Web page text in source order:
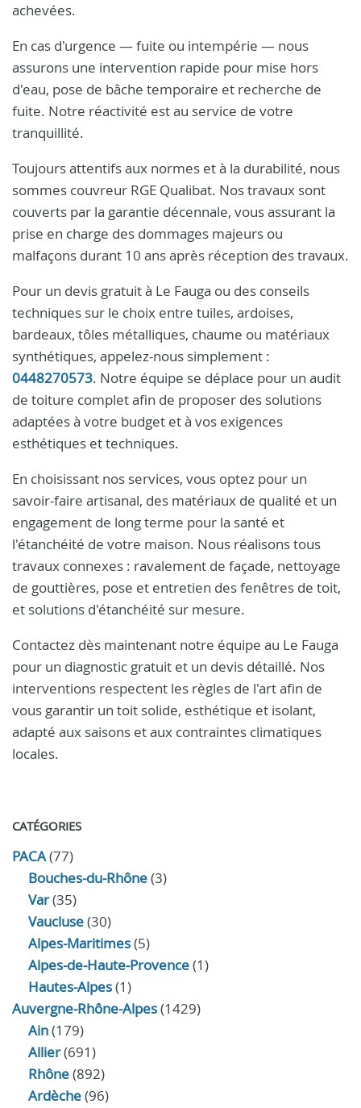
achevées.
En cas d'urgence — fuite ou intempérie — nous
assurons une intervention rapide pour mise hors
d'eau, pose de bâche temporaire et recherche de
fuite. Notre réactivité est au service de votre
tranquillité.
Toujours attentifs aux normes et à la durabilité, nous
sommes couvreur RGE Qualibat. Nos travaux sont
couverts par la garantie décennale, vous assurant la
prise en charge des dommages majeurs ou
malfaçons durant 10 ans après réception des travaux.
Pour un devis gratuit à Le Fauga ou des conseils
techniques sur le choix entre tuiles, ardoises,
bardeaux, tôles métalliques, chaume ou matériaux
synthétiques, appelez-nous simplement :
0448270573. Notre équipe se déplace pour un audit
de toiture complet afin de proposer des solutions
adaptées à votre budget et à vos exigences
esthétiques et techniques.
En choisissant nos services, vous optez pour un
savoir-faire artisanal, des matériaux de qualité et un
engagement de long terme pour la santé et
l'étanchéité de votre maison. Nous réalisons tous
travaux connexes : ravalement de façade, nettoyage
de gouttières, pose et entretien des fenêtres de toit,
et solutions d'étanchéité sur mesure.
Contactez dès maintenant notre équipe au Le Fauga
pour un diagnostic gratuit et un devis détaillé. Nos
interventions respectent les règles de l'art afin de
vous garantir un toit solide, esthétique et isolant,
adapté aux saisons et aux contraintes climatiques
locales.
CATÉGORIES
PACA(77)
Bouches-du-Rhône(3)
Var(35)
Vaucluse(30)
Alpes-Maritimes(5)
Alpes-de-Haute-Provence(1)
Hautes-Alpes(1)
Auvergne-Rhône-Alpes(1429)
Ain(179)
Allier(691)
Rhône(892)
Ardèche(96)